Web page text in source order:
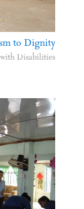
to Dignity
Disabilities